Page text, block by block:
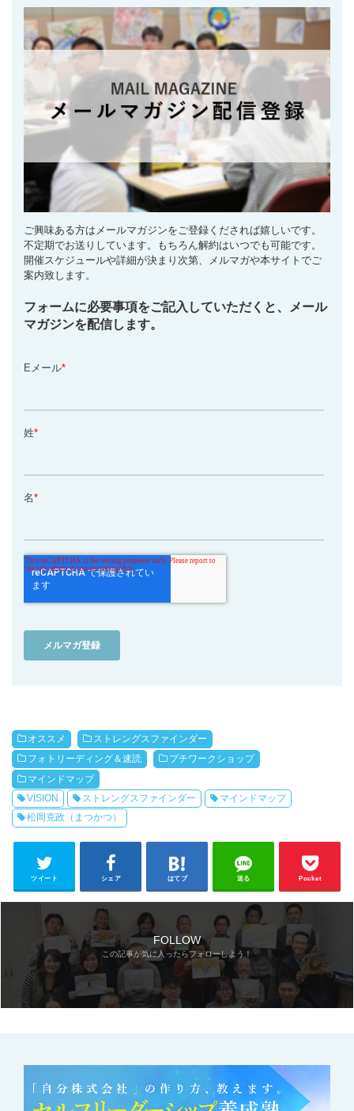
ご興味ある方はメールマガジンをご登録くだされば嬉しいです。
不定期でお送りしています。もちろん解約はいつでも可能です。
開催スケジュールや詳細が決まり次第、メルマガや本サイトでご
案内致します。
フォームに必要事項をご記入していただくと、メール
マガジンを配信します。
オススメ
ストレングスファインダー
フォトリーディング＆速読
プチワークショップ
マインドマップ
VISION
ストレングスファインダー
マインドマップ
松岡克政（まつかつ）
ツイート シェア はてブ 送る Pocket
FOLLOW